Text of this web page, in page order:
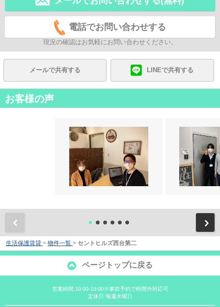
電話でお問い合わせする
現況の確認はお気軽にお問い合わせください。
メールで共有する LINEで共有する
お客様の声
生活保護賃貸 > 物件一覧 > セントヒルズ西台第二
ページトップに戻る
営業時間:10:00-19:00※事前予約で時間外対応可
定休日:毎週水曜日